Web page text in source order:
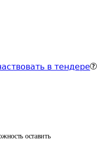
в тендере
оставить